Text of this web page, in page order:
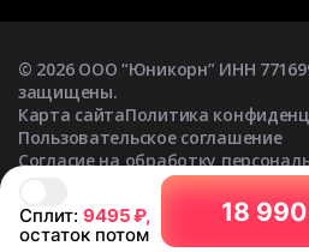
Сплит: 9495₽,
остаток потом
18
© 2026ООО “Юникорн” ИНН
защищены.
Карта сайтаПолитика
Пользовательское соглашение
Согласие на обработку
Согласие на получение